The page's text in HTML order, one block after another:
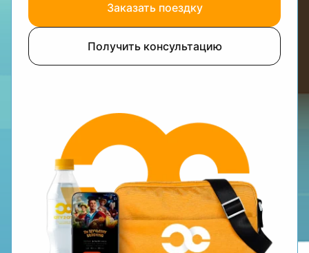
Заказать поездку
Получить консультацию